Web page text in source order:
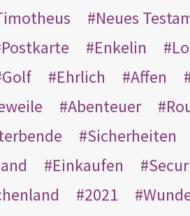
Neues
Postkarte Enkelin
Golf Ehrlich Affen
Abenteuer
Sicherheiten
Einkaufen
2021